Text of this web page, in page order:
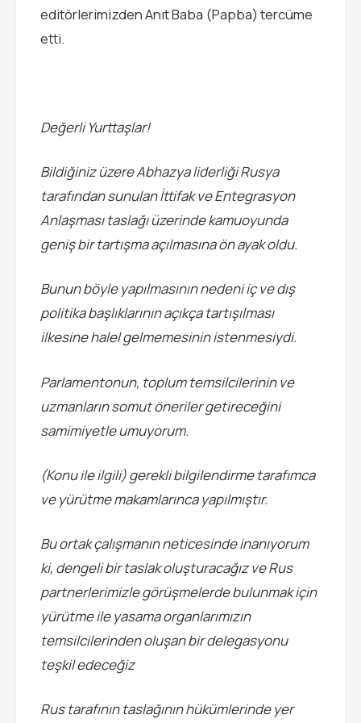
editörlerimizden Anıt Baba (Papba) tercüme
etti.
Değerli Yurttaşlar!
Bildiğiniz üzere Abhazya liderliği Rusya
tarafından sunulan İttifak ve Entegrasyon
Anlaşması taslağı üzerinde kamuoyunda
geniş bir tartışma açılmasına ön ayak oldu.
Bunun böyle yapılmasının nedeni iç ve dış
politika başlıklarının açıkça tartışılması
ilkesine halel gelmemesinin istenmesiydi.
Parlamentonun, toplum temsilcilerinin ve
uzmanların somut öneriler getireceğini
samimiyetle umuyorum.
(Konu ile ilgili) gerekli bilgilendirme tarafımca
ve yürütme makamlarınca yapılmıştır.
Bu ortak çalışmanın neticesinde inanıyorum
ki, dengeli bir taslak oluşturacağız ve Rus
partnerlerimizle görüşmelerde bulunmak için
yürütme ile yasama organlarımızın
temsilcilerinden oluşan bir delegasyonu
teşkil edeceğiz
Rus tarafının taslağının hükümlerinde yer